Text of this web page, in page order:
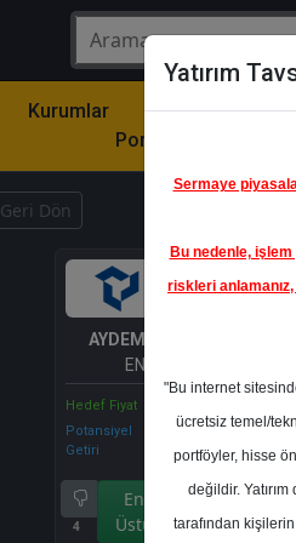
Kurumlar
Model
Portföy
Geri Dön
AYDEM
ENERJI
Hedef Fiyat
Potansiyel
Getiri
%89.08
4
Endeks
Üstü Get.
3
Yatırım
Sermaye
Bu nedenle,
riskleri
"Bu internet
ücretsiz temel/
portföyler, hisse
değildir.
tarafından